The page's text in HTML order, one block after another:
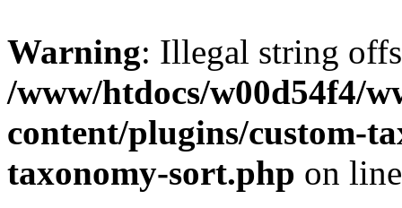
Warning: Illegal string
/www/htdocs/w00d54f4/
content/plugins/custom-
taxonomy-sort.php on